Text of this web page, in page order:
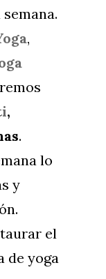
,
,
.
lo
y
el
de yoga